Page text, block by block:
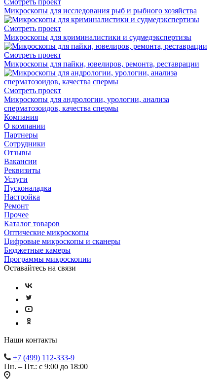
Микроскопы для исследования рыб и рыбного хозяйства
Смотреть проект
Микроскопы для криминалистики и судмедэкспертизы
Смотреть проект
Микроскопы для пайки, ювелиров, ремонта, реставрации
Смотреть проект
Микроскопы для андрологии, урологии, анализа
сперматозоидов, качества спермы
Компания
О компании
Партнеры
Сотрудники
Отзывы
Вакансии
Реквизиты
Услуги
Пусконаладка
Настройка
Ремонт
Прочее
Каталог товаров
Оптические микроскопы
Цифровые микроскопы и сканеры
Бюджетные камеры
Программы микроскопии
Оставайтесь на связи
Наши контакты
+7 (499) 112-333-9
Пн. – Пт.: с 9:00 до 18:00